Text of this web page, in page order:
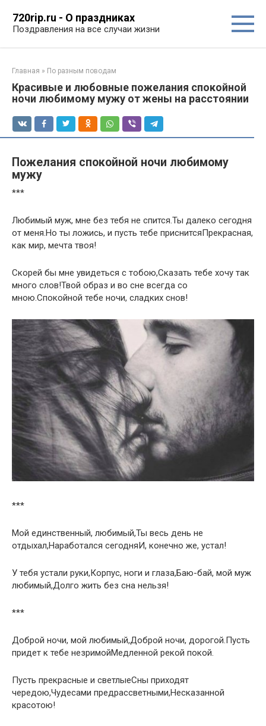
контенту
720rip.ru - О праздниках
Поздравления на все случаи жизни
Главная » По разным поводам
Красивые и любовные пожелания спокойной
ночи любимому мужу от жены на расстоянии
Пожелания спокойной ночи любимому
мужу
***
Любимый муж, мне без тебя не спится.Ты далеко сегодня
от меня.Но ты ложись, и пусть тебе приснитсяПрекрасная,
как мир, мечта твоя!
Скорей бы мне увидеться с тобою,Сказать тебе хочу так
много слов!Твой образ и во сне всегда со
мною.Спокойной тебе ночи, сладких снов!
***
Мой единственный, любимый,Ты весь день не
отдыхал,Наработался сегодняИ, конечно же, устал!
У тебя устали руки,Корпус, ноги и глаза,Баю-бай, мой муж
любимый,Долго жить без сна нельзя!
***
Доброй ночи, мой любимый,Доброй ночи, дорогой.Пусть
придет к тебе незримойМедленной рекой покой.
Пусть прекрасные и светлыеСны приходят
чередою,Чудесами предрассветными,Несказанной
красотою!